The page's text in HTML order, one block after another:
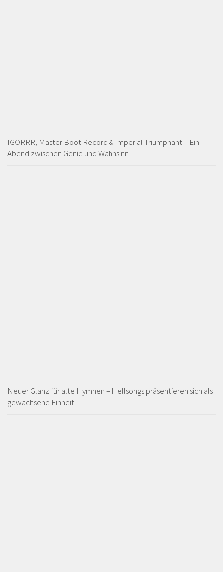
IGORRR, Master Boot Record & Imperial Triumphant – Ein
Abend zwischen Genie und Wahnsinn
Neuer Glanz für alte Hymnen – Hellsongs präsentieren sich als
gewachsene Einheit